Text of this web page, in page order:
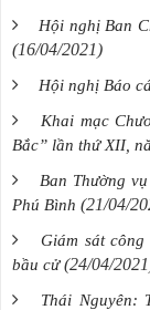
Hội nghị Ban
(16/04/2021)
Hội nghị Báo
Khai mạc
Bắc” lần thứ XII,
Ban Thường
Phú Bình (21/04/
Giám sát
bầu cử (24/04/
Thái Nguyên: